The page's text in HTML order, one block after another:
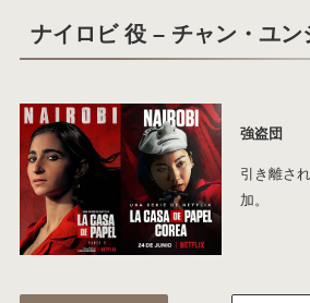
ナイロビ 役 – チャン・ユン
強盗団
引き離さ
加。